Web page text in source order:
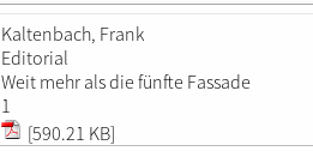
Kaltenbach, Frank
Editorial
Weit mehr als die fünfte Fassade
1
[590.21 KB]